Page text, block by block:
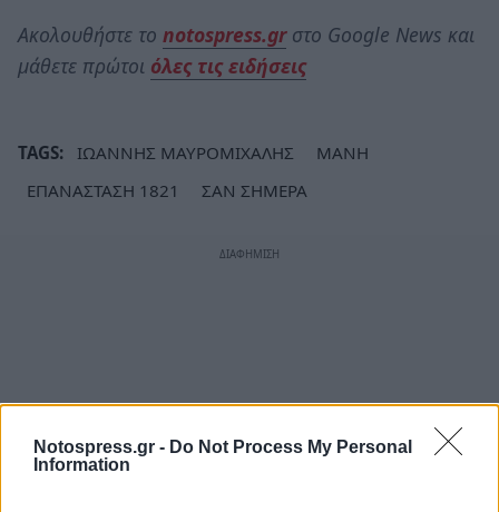
Notospress.gr - Do Not Process My Personal
Information
Ακολουθήστε το notospress.grστο Google News και
μάθετε πρώτοι όλες τις ειδήσεις
TAGS: ΙΩΑΝΝΗΣ ΜΑΥΡΟΜΙΧΑΛΗΣ
ΜΑΝΗ
ΕΠΑΝΑΣΤΑΣΗ 1821
ΣΑΝ ΣΗΜΕΡΑ